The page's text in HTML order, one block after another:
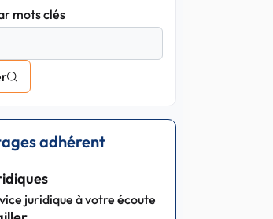
mots clés
adhérent
juridique à votre écoute